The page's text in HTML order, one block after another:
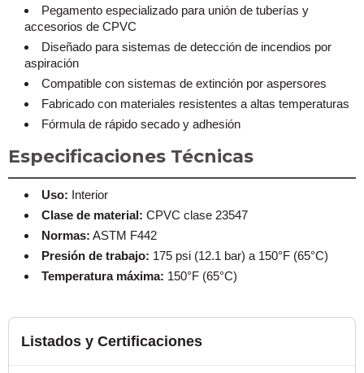
Pegamento especializado para unión de tuberías y
accesorios de CPVC
Diseñado para sistemas de detección de incendios por
aspiración
Compatible con sistemas de extinción por aspersores
Fabricado con materiales resistentes a altas temperaturas
Fórmula de rápido secado y adhesión
Especificaciones Técnicas
Uso: Interior
Clase de material: CPVC clase 23547
Normas: ASTM F442
Presión de trabajo: 175 psi (12.1 bar) a 150°F (65°C)
Temperatura máxima: 150°F (65°C)
Listados y Certificaciones